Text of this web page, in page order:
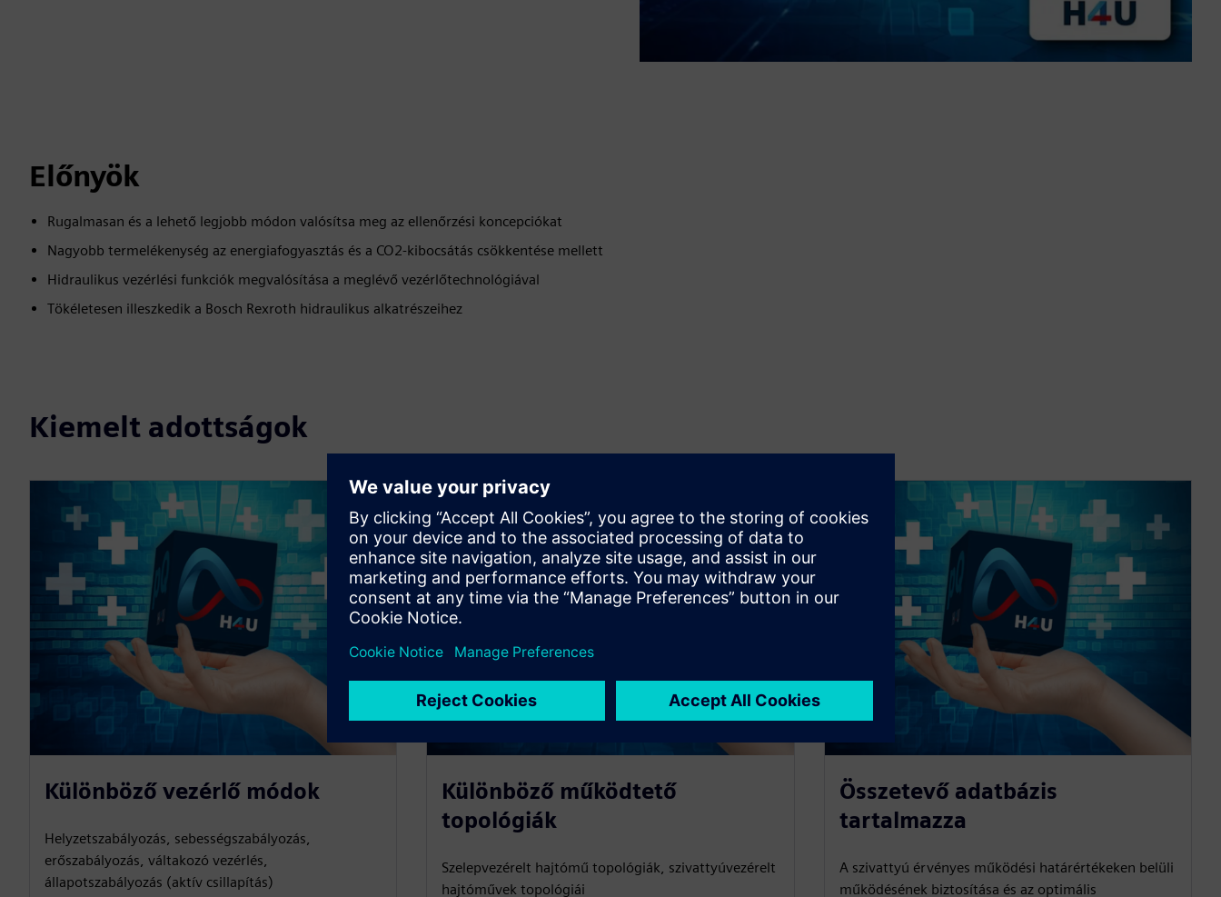
Előnyök
Rugalmasan és a lehető legjobb módon valósítsa meg az ellenőrzési koncepciókat
Nagyobb termelékenység az energiafogyasztás és a CO2-kibocsátás csökkentése mellett
Hidraulikus vezérlési funkciók megvalósítása a meglévő vezérlőtechnológiával
Tökéletesen illeszkedik a Bosch Rexroth hidraulikus alkatrészeihez
Kiemelt adottságok
Különböző vezérlő módok
Helyzetszabályozás, sebességszabályozás,
erőszabályozás, váltakozó vezérlés,
állapotszabályozás (aktív csillapítás)
Különböző működtető
topológiák
Szelepvezérelt hajtómű topológiák, szivattyúvezérelt
hajtóművek topológiái
Összetevő adatbázis
tartalmazza
A szivattyú érvényes működési határértékeken belüli
működésének biztosítása és az optimális